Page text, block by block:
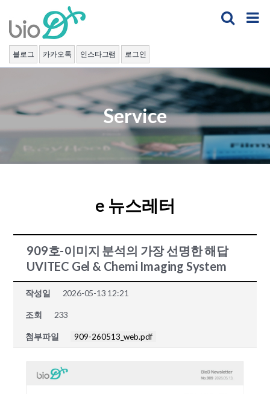
content
블로그 카카오톡 인스타그램 로그인
Service
e 뉴스레터
909호-이미지 분석의 가장 선명한 해답
UVITEC Gel & Chemi Imaging System
작성일 2026-05-13 12:21
조회 233
첨부파일 909-260513_web.pdf